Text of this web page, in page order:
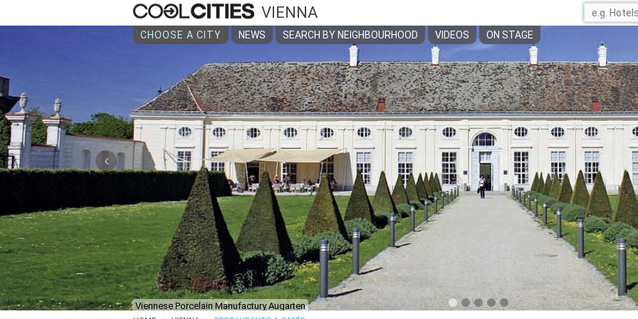
VIENNA
CHOOSE A CITY NEWS SEARCH BY NEIGHBOURHOOD VIDEOS ON STAGE
ON Market
‹